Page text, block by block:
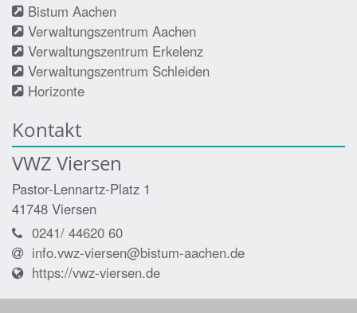
Bistum Aachen
Verwaltungszentrum Aachen
Verwaltungszentrum Erkelenz
Verwaltungszentrum Schleiden
Horizonte
Kontakt
VWZ Viersen
Pastor-Lennartz-Platz 1
41748 Viersen
0241/ 44620 60
info.vwz-viersen@bistum-aachen.de
https://vwz-viersen.de